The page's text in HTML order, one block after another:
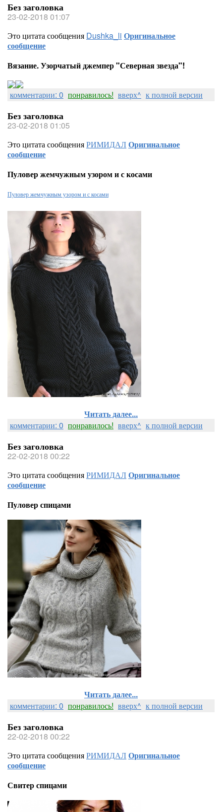
Без заголовка
23-02-2018 01:07
Это цитата сообщения Dushka_li Оригинальное
сообщение
Вязание. Узорчатый джемпер "Северная звезда"!
комментарии: 0 понравилось! вверх^ к полной версии
Без заголовка
23-02-2018 01:05
Это цитата сообщенияРИМИДАЛОригинальное
сообщение
Пуловер жемчужным узором и с косами
Пуловер жемчужным узором и с косами
Читать далее...
комментарии: 0 понравилось! вверх^ к полной версии
Без заголовка
22-02-2018 00:22
Это цитата сообщенияРИМИДАЛОригинальное
сообщение
Пуловер спицами
Читать далее...
комментарии: 0 понравилось! вверх^ к полной версии
Без заголовка
22-02-2018 00:22
Это цитата сообщенияРИМИДАЛОригинальное
сообщение
Свитер спицами